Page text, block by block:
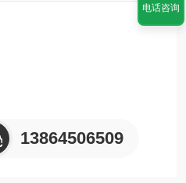
、减速机和齿轮组成。
13864506509
电话咨询